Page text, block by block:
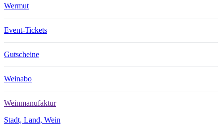
Wermut
Event-Tickets
Gutscheine
Weinabo
Weinmanufaktur
Stadt, Land, Wein